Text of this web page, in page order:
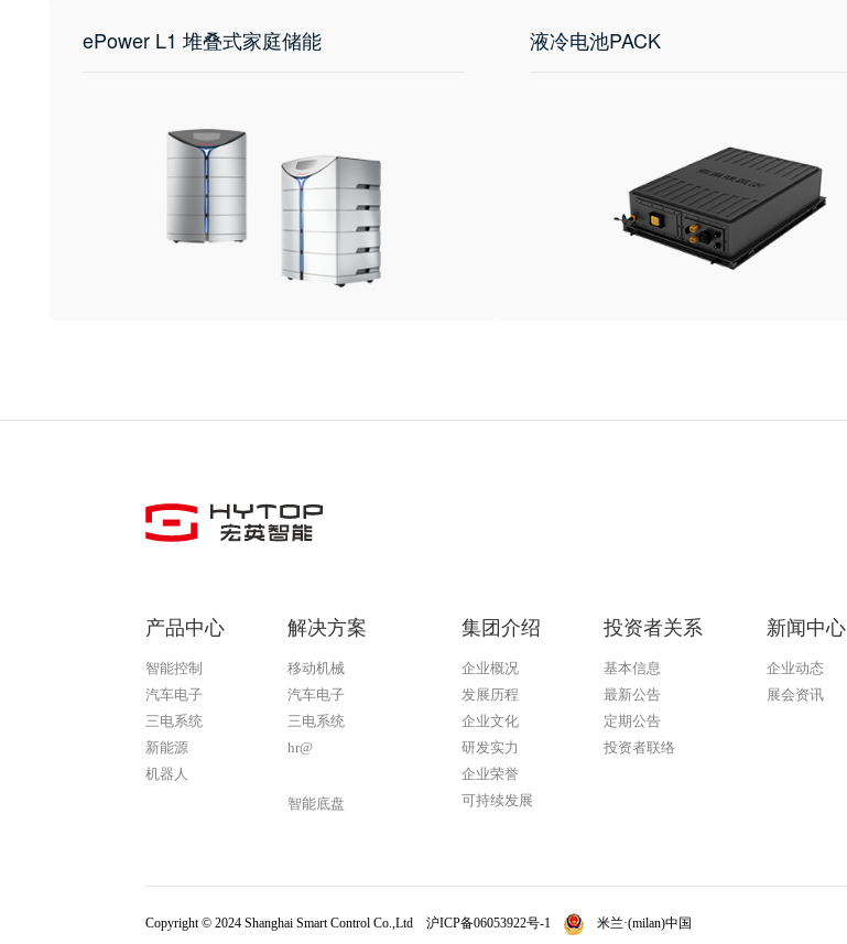
ePower L1 堆叠式家庭储能 液冷电池PACK
产品中心
智能控制
汽车电子
三电系统
新能源
机器人
解决方案
移动机械
汽车电子
三电系统
hr@
智能底盘
集团介绍
企业概况
发展历程
企业文化
研发实力
企业荣誉
可持续发展
投资者关系
基本信息
最新公告
定期公告
投资者联络
新闻中心
企业动态
展会资讯
Copyright © 2024 Shanghai Smart Control Co.,Ltd 沪ICP备06053922号-1 米兰·(milan)中国